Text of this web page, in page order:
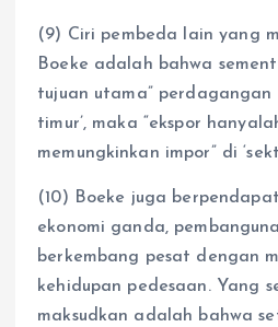
(9) Ciri pembeda lain yang
Boeke adalah bahwa
tujuan utama” perdagangan
timur’, maka “ekspor
memungkinkan impor” di
(10) Boeke juga
ekonomi ganda,
berkembang pesat dengan
kehidupan pedesaan. Yang
maksudkan adalah bahwa